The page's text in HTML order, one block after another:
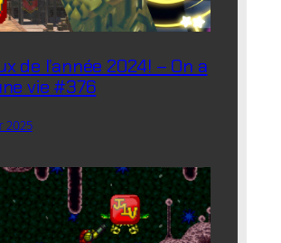
de l’année 2024! – On a
vie #376
2025